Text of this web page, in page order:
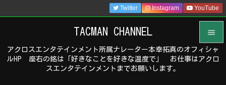
TACMAN CHANNEL
アクロスエンタテインメント所属ナレーター本幸拓真のオフィシャ
ルHP 座右の銘は「好きなことを好きな温度で」 お仕事はアクロ
スエンタテインメントまでお願いします。


メニュ
Twitter Instagram YouTube